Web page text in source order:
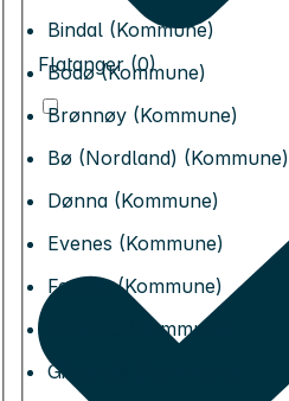
Bindal (Kommune)
Bodø (Kommune)
Brønnøy (Kommune)
Bø (Nordland) (Kommune)
Dønna (Kommune)
Evenes (Kommune)
Fauske (Kommune)
Flakstad (Kommune)
Gildeskål (Kommune)
Flatanger (0)